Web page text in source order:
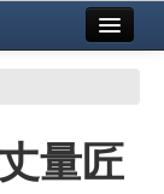
量匠